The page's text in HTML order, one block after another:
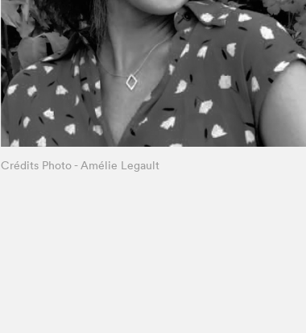
Liste des exposant·e·s
Liste des auteur·rice·s
Crédits Photo - Amélie Legault